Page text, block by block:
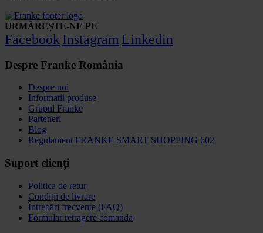
URMĂREȘTE-NE PE
Facebook Instagram Linkedin
Despre Franke România
Despre noi
Informatii produse
Grupul Franke
Parteneri
Blog
Regulament FRANKE SMART SHOPPING 602
Suport clienți
Politica de retur
Condiții de livrare
Întrebări frecvente (FAQ)
Formular retragere comanda